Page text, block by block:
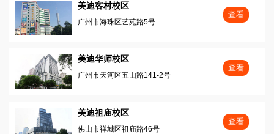
美迪客村校区
广州市海珠区艺苑路5号
查看
美迪华师校区
广州市天河区五山路141-2号
查看
美迪祖庙校区
佛山市禅城区祖庙路46号
查看